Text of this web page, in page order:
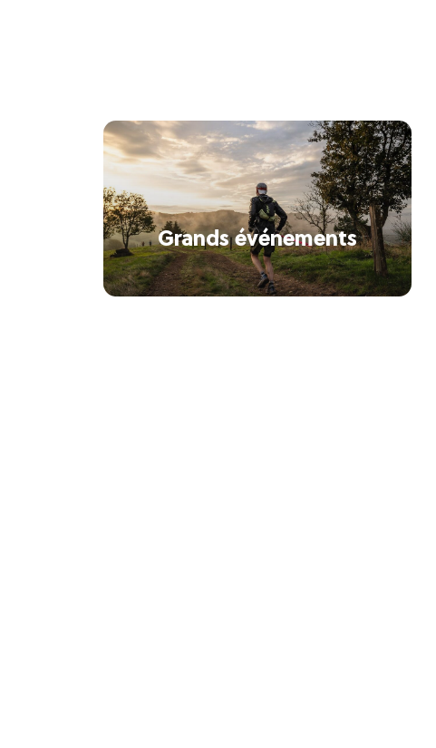
Grands événements